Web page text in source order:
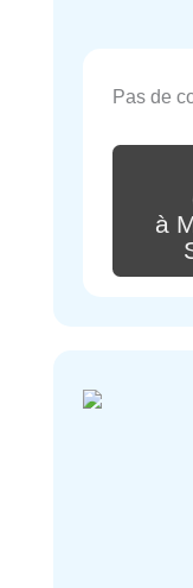
Pas de
à